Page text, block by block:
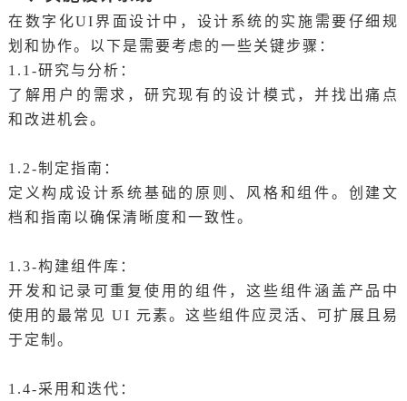
在数字化UI界面设计中，设计系统的实施需要仔细规
划和协作。以下是需要考虑的一些关键步骤：
1.1-研究与分析：
了解用户的需求，研究现有的设计模式，并找出痛点
和改进机会。
1.2-制定指南：
定义构成设计系统基础的原则、风格和组件。创建文
档和指南以确保清晰度和一致性。
1.3-构建组件库：
开发和记录可重复使用的组件，这些组件涵盖产品中
使用的最常见 UI 元素。这些组件应灵活、可扩展且易
于定制。
1.4-采用和迭代：